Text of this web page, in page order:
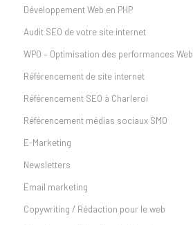
Développement Web en PHP
Audit SEO de votre site internet
WPO – Optimisation des performances Web
Référencement de site internet
Référencement SEO à Charleroi
Référencement médias sociaux SMO
E-Marketing
Newsletters
Email marketing
Copywriting / Rédaction pour le web